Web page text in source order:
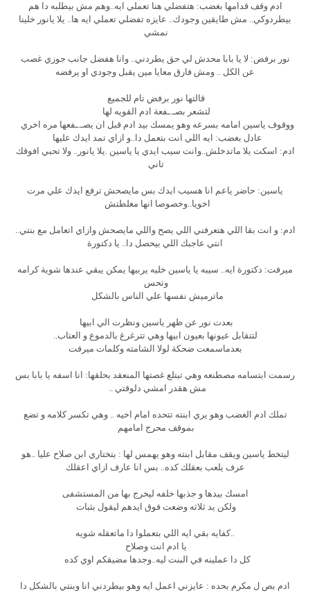
ادم وقف قدامها بغضب: هتفضلي هنا تعملي ايه..وهم مش بيطلبه دا هم
بيطردوكي.. مش طايقين وجودك.. عايزه تفضلي تعملي ايه ها.. يلا يانور خلينا
نمشي
نور برفض: لا يا بابا محدش لي حق يطردني.. وانا هفضل جانب جوزي غصب
عن الكل .. ومش فارق معايا مين يقبل وجودي او يرفضه
قالتها نور برفض تام للجميع
لتشعر بصـ.ـفعة ادم القويه لها
ووقوف ياسين امامه بسرعه وهو يمسك بيد ادم قبل ان يصـ.ـفعها مره اخري
عادل بغضب: ايه اللي انت بتعمل دا..و ازاي تمد ايدك عليها
ادم: اسكت يلا ماتدخلش..وانت سيب ايدي يا ياسين .يلا يانور.. ولا تحبي افوقك
تاني
ياسين: حاضر ياعم انا هسيب ايدك بس مايصحش ترفع ايدك علي مرت
اخويا..وخصوصا انها مغلطتش
ادم: و انت بقا اللي هتعرفني اللي يصح واللي مايصحش وازاي اتعامل مع بنتي..
انتي عاجبك اللي بيحصل دا.. يا دكتورة
ميرفت: دكتورة ايه.. سيبه يا ياسين خليه يربيها يمكن يبقي عندها شوية كرامه
وتحس
ماترميش نفسها علي الناس بالشكل
بعدت نور عن ظهر ياسين ونظرت الي ابيها
لتتقابل عيونها بعيون ابيها وهي تترغرغ بالدموع و العتاب..
بعدماسمعت ضحكة لولا الشامته وكلمات ميرفت
رسمت ابتسامه مصطنعه وهي تبتلع غصتها المنعقد بحلقها: انا اسفه يا بابا بس
مش هقدر امشي دلوقتي ..
تملك ادم الغضب وهو يري ابنته تتحده امام اخيه .. وهي تكسر كلامه و تضع
بموقف محرج امامهم
ليتخط ياسين ويقف مقابل ابنته وهو يهمس لها : بتختاري ابن صلاح عليا ..هو
عرف يلعب بعقلك كده.. بس انا عارف ازاي اعقلك
امسك بيدها و جذبها خلفه ليخرج بها من المستشفى
ولكن يد ثلاثه وضعت فوق ايدهم ليقول بثبات
..كفايه بقي ايه اللي بتعملوا دا ماتعقله شويه
يا ادم انت وصلاح
كل دا عملينه في البنت ليه..وجدها مضيقكم اوي كده
ادم بص ل مكرم بحده : عايزني اعمل ايه وهو بيطردني انا وبنتي بالشكل دا